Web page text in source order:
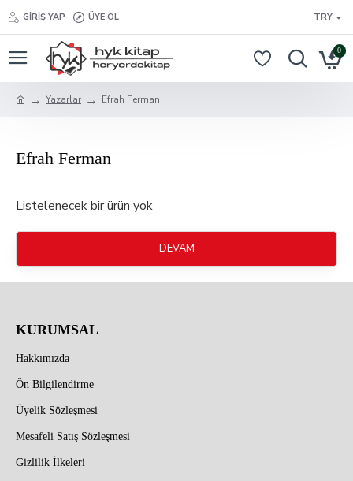
GIRIŞ YAP ÜYE OL TRY
0
Yazarlar Efrah Ferman
Efrah Ferman
Listelenecek bir ürün yok
DEVAM
KURUMSAL
Hakkımızda
Ön Bilgilendirme
Üyelik Sözleşmesi
Mesafeli Satış Sözleşmesi
Gizlilik İlkeleri